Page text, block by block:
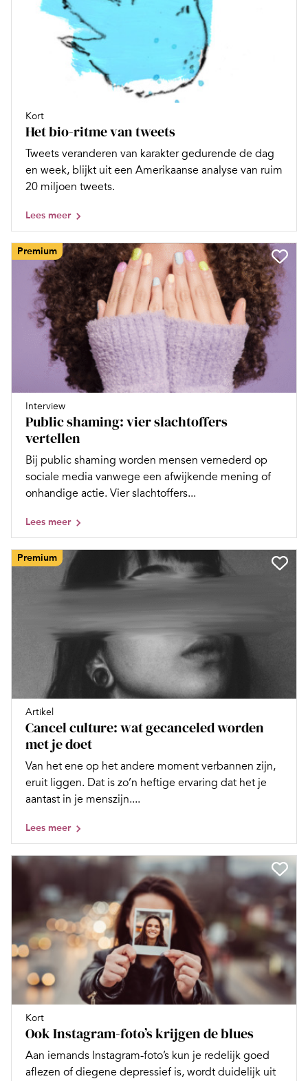
Kort
Het bio-ritme van tweets
Tweets veranderen van karakter gedurende de dag
en week, blijkt uit een Amerikaanse analyse van ruim
20 miljoen tweets.
Lees meer
Premium
Interview
Public shaming: vier slachtoffers
vertellen
Bij public shaming worden mensen vernederd op
sociale media vanwege een afwijkende mening of
onhandige actie. Vier slachtoffers...
Lees meer
Premium
Artikel
Cancel culture: wat gecanceled worden
met je doet
Van het ene op het andere moment verbannen zijn,
eruit liggen. Dat is zo’n heftige ervaring dat het je
aantast in je menszijn....
Lees meer
Kort
Ook Instagram-foto’s krijgen de blues
Aan iemands Instagram-foto’s kun je redelijk goed
aflezen of diegene depressief is, wordt duidelijk uit